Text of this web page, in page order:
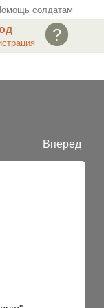
солдатам
?
Вперед